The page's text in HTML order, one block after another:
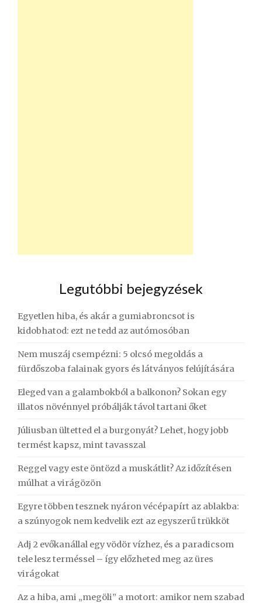
Legutóbbi bejegyzések
Egyetlen hiba, és akár a gumiabroncsot is
kidobhatod: ezt ne tedd az autómosóban
Nem muszáj csempézni: 5 olcsó megoldás a
fürdőszoba falainak gyors és látványos felújítására
Eleged van a galambokból a balkonon? Sokan egy
illatos növénnyel próbálják távol tartani őket
Júliusban ültetted el a burgonyát? Lehet, hogy jobb
termést kapsz, mint tavasszal
Reggel vagy este öntözd a muskátlit? Az időzítésen
múlhat a virágözön
Egyre többen tesznek nyáron vécépapírt az ablakba:
a szúnyogok nem kedvelik ezt az egyszerű trükköt
Adj 2 evőkanállal egy vödör vízhez, és a paradicsom
tele lesz terméssel – így előzheted meg az üres
virágokat
Az a hiba, ami „megöli” a motort: amikor nem szabad